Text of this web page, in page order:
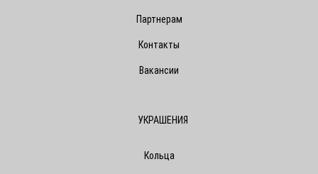
Партнерам
Контакты
Вакансии
УКРАШЕНИЯ
Кольца